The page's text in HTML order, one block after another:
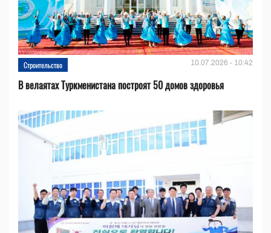
Строительство 10.07.2026 - 10:42
В велаятах Туркменистана построят 50 домов здоровья